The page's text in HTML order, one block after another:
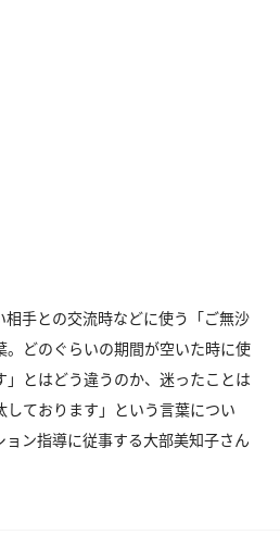
相手との交流時などに使う「ご無沙
どのぐらいの期間が空いた時に使
」とはどう違うのか、迷ったことは
ております」という言葉につい
ン指導に従事する大部美知子さん